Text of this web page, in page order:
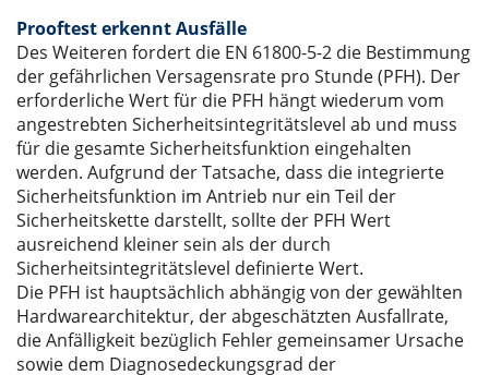
Prooftest erkennt Ausfälle
Des Weiteren fordert die EN 61800-5-2 die Bestimmung
der gefährlichen Versagensrate pro Stunde (PFH). Der
erforderliche Wert für die PFH hängt wiederum vom
angestrebten Sicherheitsintegritätslevel ab und muss
für die gesamte Sicherheitsfunktion eingehalten
werden. Aufgrund der Tatsache, dass die integrierte
Sicherheitsfunktion im Antrieb nur ein Teil der
Sicherheitskette darstellt, sollte der PFH Wert
ausreichend kleiner sein als der durch
Sicherheitsintegritätslevel definierte Wert.
Die PFH ist hauptsächlich abhängig von der gewählten
Hardwarearchitektur, der abgeschätzten Ausfallrate,
die Anfälligkeit bezüglich Fehler gemeinsamer Ursache
sowie dem Diagnosedeckungsgrad der